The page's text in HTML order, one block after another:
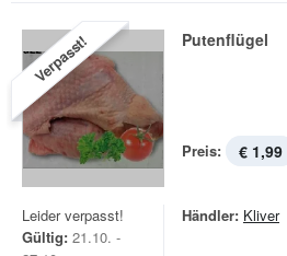
Verpasst! Putenflügel
Preis: € 1,99
Leider verpasst!
Gültig: 21.10. -
Händler: Kliver